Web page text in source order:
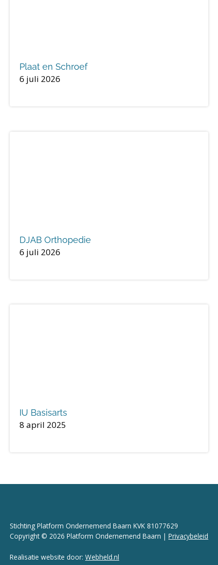
Plaat en Schroef
6 juli 2026
DJAB Orthopedie
6 juli 2026
IU Basisarts
8 april 2025
Stichting Platform Ondernemend Baarn KVK 81077629
Copyright © 2026 Platform Ondernemend Baarn | Privacybeleid
Realisatie website door: Webheld.nl